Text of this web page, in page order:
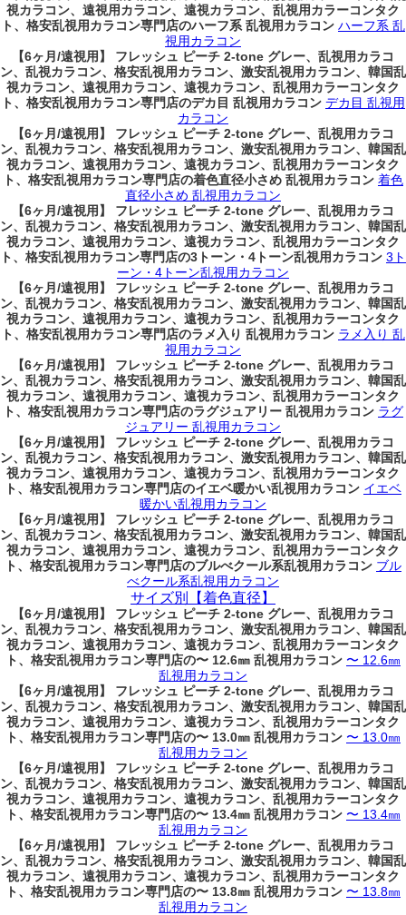
視カラコン、遠視用カラコン、遠視カラコン、乱視用カラーコンタク
ト、格安乱視用カラコン専門店のハーフ系 乱視用カラコン ハーフ系 乱
視用カラコン
【6ヶ月/遠視用】 フレッシュ ピーチ 2-tone グレー、乱視用カラコ
ン、乱視カラコン、格安乱視用カラコン、激安乱視用カラコン、韓国乱
視カラコン、遠視用カラコン、遠視カラコン、乱視用カラーコンタク
ト、格安乱視用カラコン専門店のデカ目 乱視用カラコン デカ目 乱視用
カラコン
【6ヶ月/遠視用】 フレッシュ ピーチ 2-tone グレー、乱視用カラコ
ン、乱視カラコン、格安乱視用カラコン、激安乱視用カラコン、韓国乱
視カラコン、遠視用カラコン、遠視カラコン、乱視用カラーコンタク
ト、格安乱視用カラコン専門店の着色直径小さめ 乱視用カラコン 着色
直径小さめ 乱視用カラコン
【6ヶ月/遠視用】 フレッシュ ピーチ 2-tone グレー、乱視用カラコ
ン、乱視カラコン、格安乱視用カラコン、激安乱視用カラコン、韓国乱
視カラコン、遠視用カラコン、遠視カラコン、乱視用カラーコンタク
ト、格安乱視用カラコン専門店の3トーン・4トーン乱視用カラコン 3ト
ーン・4トーン乱視用カラコン
【6ヶ月/遠視用】 フレッシュ ピーチ 2-tone グレー、乱視用カラコ
ン、乱視カラコン、格安乱視用カラコン、激安乱視用カラコン、韓国乱
視カラコン、遠視用カラコン、遠視カラコン、乱視用カラーコンタク
ト、格安乱視用カラコン専門店のラメ入り 乱視用カラコン ラメ入り 乱
視用カラコン
【6ヶ月/遠視用】 フレッシュ ピーチ 2-tone グレー、乱視用カラコ
ン、乱視カラコン、格安乱視用カラコン、激安乱視用カラコン、韓国乱
視カラコン、遠視用カラコン、遠視カラコン、乱視用カラーコンタク
ト、格安乱視用カラコン専門店のラグジュアリー 乱視用カラコン ラグ
ジュアリー 乱視用カラコン
【6ヶ月/遠視用】 フレッシュ ピーチ 2-tone グレー、乱視用カラコ
ン、乱視カラコン、格安乱視用カラコン、激安乱視用カラコン、韓国乱
視カラコン、遠視用カラコン、遠視カラコン、乱視用カラーコンタク
ト、格安乱視用カラコン専門店のイエベ暖かい乱視用カラコン イエベ
暖かい乱視用カラコン
【6ヶ月/遠視用】 フレッシュ ピーチ 2-tone グレー、乱視用カラコ
ン、乱視カラコン、格安乱視用カラコン、激安乱視用カラコン、韓国乱
視カラコン、遠視用カラコン、遠視カラコン、乱視用カラーコンタク
ト、格安乱視用カラコン専門店のブルべクール系乱視用カラコン ブル
べクール系乱視用カラコン
サイズ別【着色直径】
【6ヶ月/遠視用】 フレッシュ ピーチ 2-tone グレー、乱視用カラコ
ン、乱視カラコン、格安乱視用カラコン、激安乱視用カラコン、韓国乱
視カラコン、遠視用カラコン、遠視カラコン、乱視用カラーコンタク
ト、格安乱視用カラコン専門店の〜 12.6㎜ 乱視用カラコン 〜 12.6㎜
乱視用カラコン
【6ヶ月/遠視用】 フレッシュ ピーチ 2-tone グレー、乱視用カラコ
ン、乱視カラコン、格安乱視用カラコン、激安乱視用カラコン、韓国乱
視カラコン、遠視用カラコン、遠視カラコン、乱視用カラーコンタク
ト、格安乱視用カラコン専門店の〜 13.0㎜ 乱視用カラコン 〜 13.0㎜
乱視用カラコン
【6ヶ月/遠視用】 フレッシュ ピーチ 2-tone グレー、乱視用カラコ
ン、乱視カラコン、格安乱視用カラコン、激安乱視用カラコン、韓国乱
視カラコン、遠視用カラコン、遠視カラコン、乱視用カラーコンタク
ト、格安乱視用カラコン専門店の〜 13.4㎜ 乱視用カラコン 〜 13.4㎜
乱視用カラコン
【6ヶ月/遠視用】 フレッシュ ピーチ 2-tone グレー、乱視用カラコ
ン、乱視カラコン、格安乱視用カラコン、激安乱視用カラコン、韓国乱
視カラコン、遠視用カラコン、遠視カラコン、乱視用カラーコンタク
ト、格安乱視用カラコン専門店の〜 13.8㎜ 乱視用カラコン 〜 13.8㎜
乱視用カラコン